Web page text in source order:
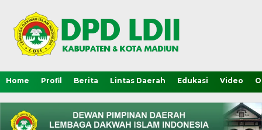
Home Profil Berita Lintas Daerah Edukasi Video